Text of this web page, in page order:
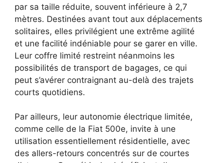
par sa taille réduite, souvent inférieure à 2,7
mètres. Destinées avant tout aux déplacements
solitaires, elles privilégient une extrême agilité
et une facilité indéniable pour se garer en ville.
Leur coffre limité restreint néanmoins les
possibilités de transport de bagages, ce qui
peut s’avérer contraignant au-delà des trajets
courts quotidiens.
Par ailleurs, leur autonomie électrique limitée,
comme celle de la Fiat 500e, invite à une
utilisation essentiellement résidentielle, avec
des allers-retours concentrés sur de courtes